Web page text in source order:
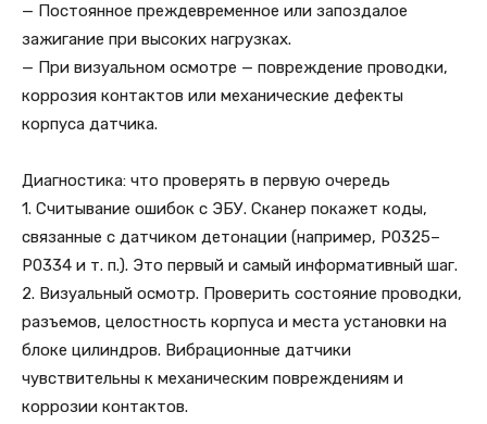
— Постоянное преждевременное или запоздалое
зажигание при высоких нагрузках.
— При визуальном осмотре — повреждение проводки,
коррозия контактов или механические дефекты
корпуса датчика.
Диагностика: что проверять в первую очередь
1. Считывание ошибок с ЭБУ. Сканер покажет коды,
связанные с датчиком детонации (например, P0325–
P0334 и т. п.). Это первый и самый информативный шаг.
2. Визуальный осмотр. Проверить состояние проводки,
разъемов, целостность корпуса и места установки на
блоке цилиндров. Вибрационные датчики
чувствительны к механическим повреждениям и
коррозии контактов.